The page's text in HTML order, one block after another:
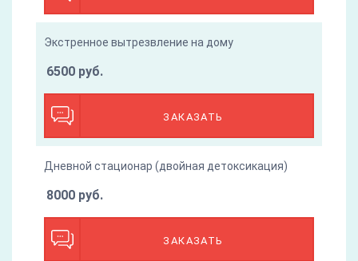
Экстренное вытрезвление на дому
ЗАКАЗАТЬ
6500 руб.
Дневной стационар (двойная детоксикация)
ЗАКАЗАТЬ
8000 руб.